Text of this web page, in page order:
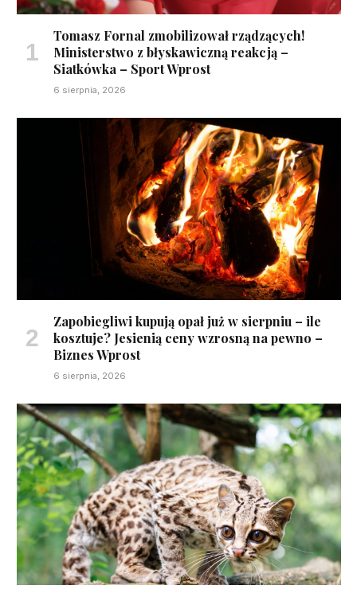
Tomasz Fornal zmobilizował rządzących!
Ministerstwo z błyskawiczną reakcją –
Siatkówka – Sport Wprost
6 sierpnia, 2026
Zapobiegliwi kupują opał już w sierpniu – ile
kosztuje? Jesienią ceny wzrosną na pewno –
Biznes Wprost
6 sierpnia, 2026